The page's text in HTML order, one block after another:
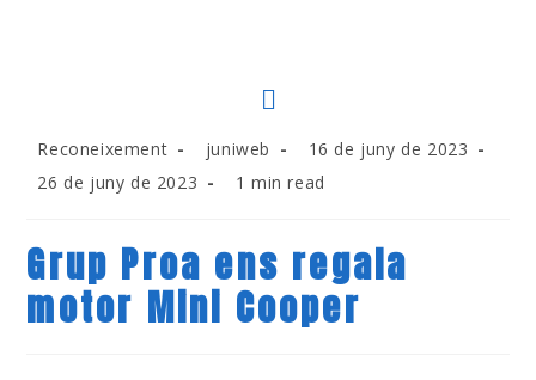
Reconeixement juniweb
16 de juny de 2023
26 de juny de 2023
1 min read
Grup Proa ens regala
motor Mini Cooper